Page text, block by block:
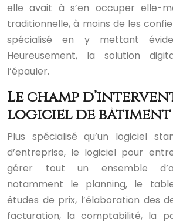
elle avait à s’en occuper elle-
traditionnelle, à moins de les
spécialisé en y mettant
Heureusement, la solution
l’épauler.
Le champ
logiciel de bâtiment
Plus spécialisé qu’un logiciel
d’entreprise, le logiciel pour
gérer tout un ensemble
notamment le planning, le
études de prix, l’élaboration des
facturation, la comptabilité, la